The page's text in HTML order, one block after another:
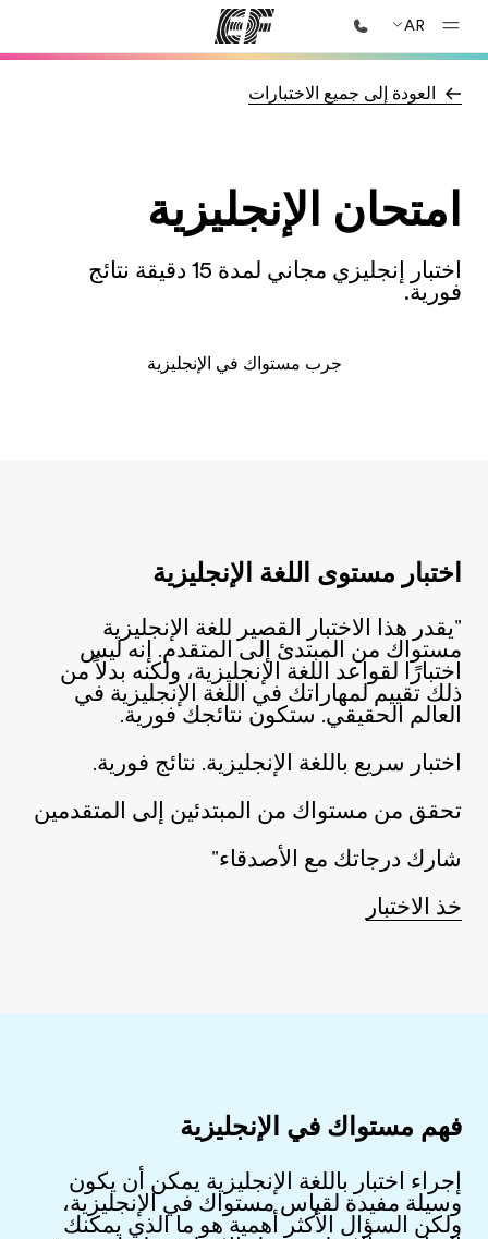
AR
الصفحة الرئيسية
شاهد كل ما نقوم به
مكاتب
أعثر على مكتب قريب منك
نبذة عنا
العودة إلى جميع الاختبارات
امتحان الإنجليزية
اختبار إنجليزي مجاني لمدة 15 دقيقة نتائج
فورية.
جرب مستواك في الإنجليزية
اختبار مستوى اللغة الإنجليزية
"يقدر هذا الاختبار القصير للغة الإنجليزية
مستواك من المبتدئ إلى المتقدم. إنه ليس
اختبارًا لقواعد اللغة الإنجليزية، ولكنه بدلاً من
ذلك تقييم لمهاراتك في اللغة الإنجليزية في
العالم الحقيقي. ستكون نتائجك فورية.
اختبار سريع باللغة الإنجليزية. نتائج فورية.
تحقق من مستواك من المبتدئين إلى المتقدمين
شارك درجاتك مع الأصدقاء"
خذ الاختبار
فهم مستواك في الإنجليزية
إجراء اختبار باللغة الإنجليزية يمكن أن يكون
وسيلة مفيدة لقياس مستواك في الإنجليزية،
ولكن السؤال الأكثر أهمية هو ما الذي يمكنك